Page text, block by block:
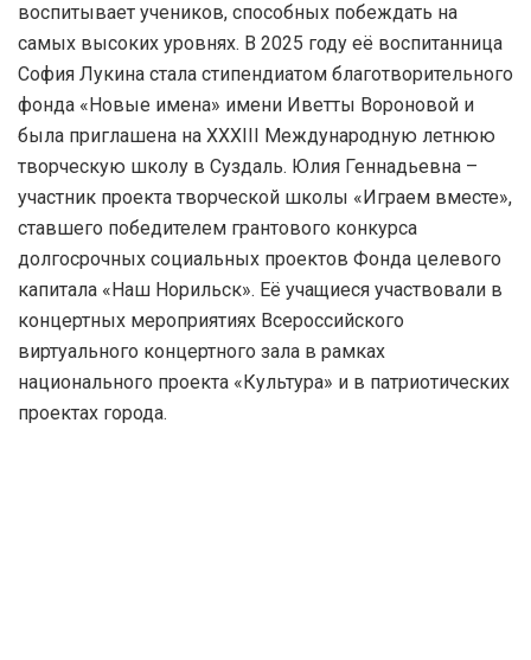
воспитывает учеников, способных побеждать на
самых высоких уровнях. В 2025 году её воспитанница
София Лукина стала стипендиатом благотворительного
фонда «Новые имена» имени Иветты Вороновой и
была приглашена на XXXIII Международную летнюю
творческую школу в Суздаль. Юлия Геннадьевна –
участник проекта творческой школы «Играем вместе»,
ставшего победителем грантового конкурса
долгосрочных социальных проектов Фонда целевого
капитала «Наш Норильск». Её учащиеся участвовали в
концертных мероприятиях Всероссийского
виртуального концертного зала в рамках
национального проекта «Культура» и в патриотических
проектах города.